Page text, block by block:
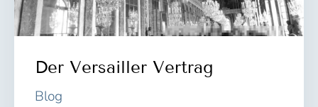
Der Versailler Vertrag
Blog